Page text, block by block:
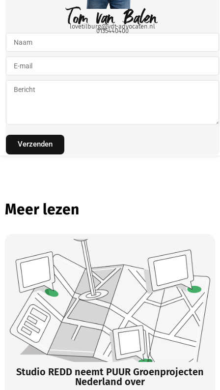
Tom van Balen
lovetilburg@vdt-advocaten.nl
0135440400
Verzenden
Meer lezen
Studio REDD neemt PUUR Groenprojecten
Nederland over